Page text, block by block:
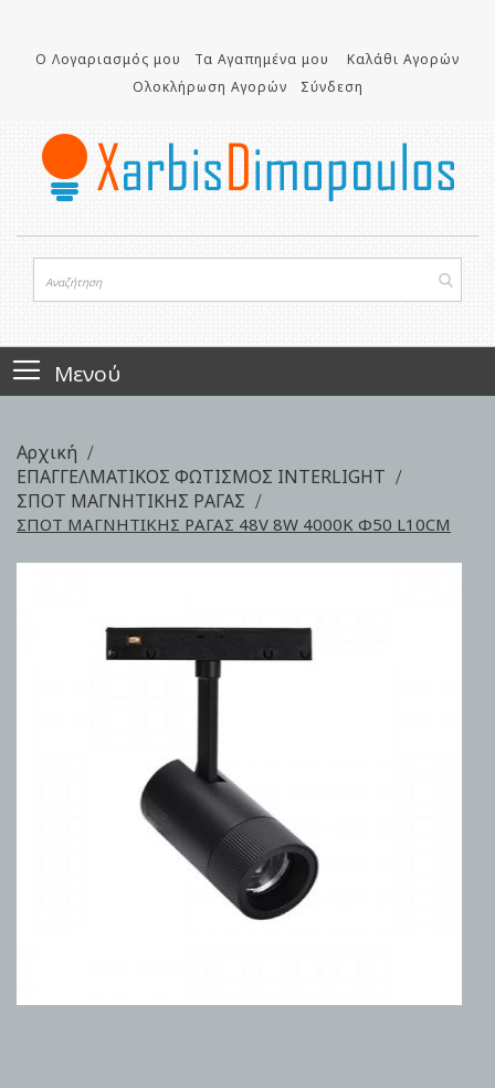
περιεχόμενο
Ο Λογαριασμός μου Τα Αγαπημένα μου
Καλάθι Αγορών
Ολοκλήρωση Αγορών
Σύνδεση
Μενού
Αρχική
ΕΠΑΓΓΕΛΜΑΤΙΚΟΣ ΦΩΤΙΣΜΟΣ INTERLIGHT
ΣΠΟΤ ΜΑΓΝΗΤΙΚΗΣ ΡΑΓΑΣ
ΣΠΟΤ ΜΑΓΝΗΤΙΚΗΣ ΡΑΓΑΣ 48V 8W 4000K Φ50 L10CM
Skip